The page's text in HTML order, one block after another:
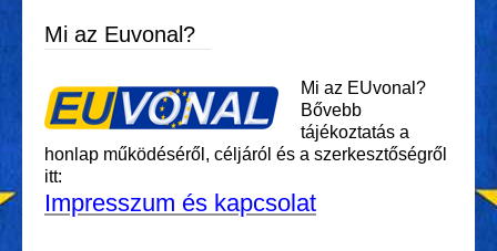
Mi az Euvonal?
Mi az EUvonal?
Bővebb
tájékoztatás a
honlap működéséről, céljáról és a szerkesztőségről
itt:
Impresszum és kapcsolat